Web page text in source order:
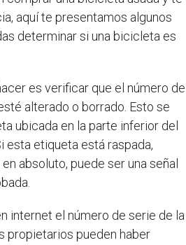
aquí te presentamos algunos
determinar si una bicicleta es
es verificar que el número de
alterado o borrado. Esto se
ubicada en la parte inferior del
esta etiqueta está raspada,
absoluto, puede ser una señal
internet el número de serie de la
propietarios pueden haber